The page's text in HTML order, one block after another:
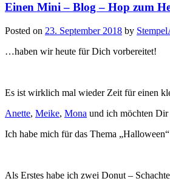
Einen Mini – Blog – Hop zum
Posted on 23. September 2018 by
…haben wir heute für Dich vorbereitet!
Es ist wirklich mal wieder Zeit für einen
Anette, Meike, Mona und ich möchten Dir
Ich habe mich für das Thema
Als Erstes habe ich zwei Donut –